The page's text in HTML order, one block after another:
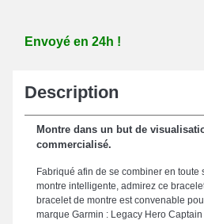
Envoyé en 24h !
Description
Montre dans un but de
commercialisé.
Fabriqué afin de se combiner en toute
montre intelligente, admirez ce
bracelet de montre est convenable
marque Garmin : Legacy Hero